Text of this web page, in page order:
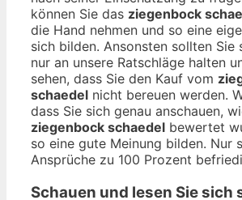
können Sie das ziegenbock
die Hand nehmen und so eine
sich bilden. Ansonsten sollten Sie
nur an unsere Ratschläge halten
sehen, dass Sie den Kauf vom
schaedel nicht bereuen werden.
dass Sie sich genau anschauen,
ziegenbock schaedel bewertet
so eine gute Meinung bilden. Nur
Ansprüche zu 100 Prozent
Schauen und lesen Sie sich